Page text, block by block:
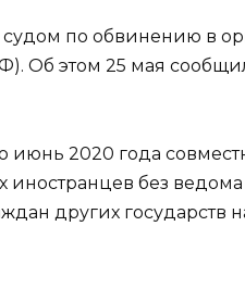
судом по обвинению в
Об этом 25 мая
июнь 2020 года
без ведома
других государств